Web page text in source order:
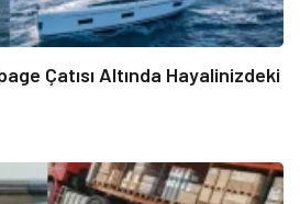
Çatısı Altında Hayalinizdeki